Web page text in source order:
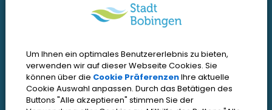
r
e
s
Inhaltsverzeichnis
Datenschutz
Zugangseröffnung
Erklärung zur Barrierefreiheit
Um Ihnen ein optimales Benutzererlebnis zu bieten,
verwenden wir auf dieser Webseite Cookies. Sie
können über die Cookie PräferenzenIhre aktuelle
Cookie Auswahl anpassen. Durch das Betätigen des
Buttons "Alle akzeptieren" stimmen Sie der